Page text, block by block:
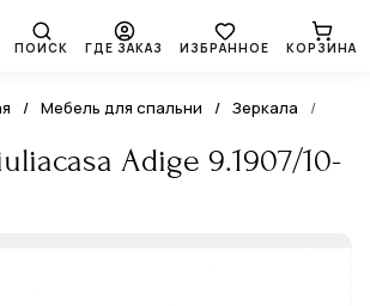
ПОИСК ГДЕ ЗАКАЗ ИЗБРАННОЕ КОРЗИНА
Мебель для спальни Зеркала
Adige 9.1907/10-